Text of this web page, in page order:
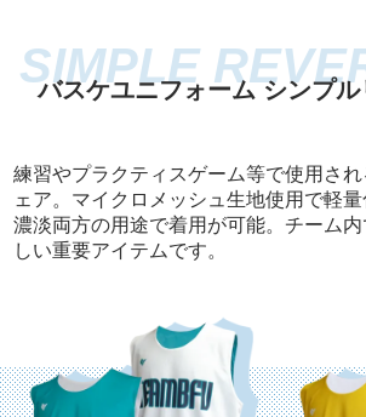
バスケユニフォーム シンプ
練習やプラクティスゲーム等で使用さ
ェア。マイクロメッシュ生地使用で軽
濃淡両方の用途で着用が可能。チーム
しい重要アイテムです。